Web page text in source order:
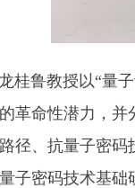
鲁教授以“量子
革命性潜力，并
径、抗量子密码
子密码技术基础